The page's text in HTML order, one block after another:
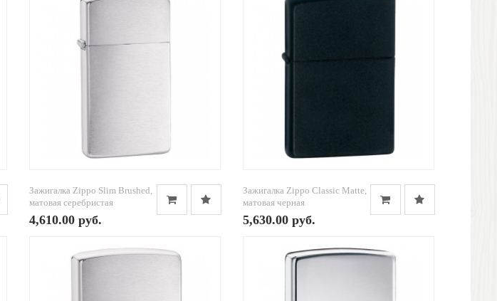
Зажигалка Zippo Slim Brushed,
матовая серебристая
4,610.00 руб.
Зажигалка Zippo Classic Matte,
матовая черная
5,630.00 руб.